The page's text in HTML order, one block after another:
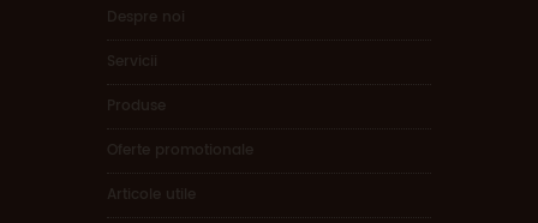
Despre noi
Servicii
Produse
Oferte promotionale
Articole utile